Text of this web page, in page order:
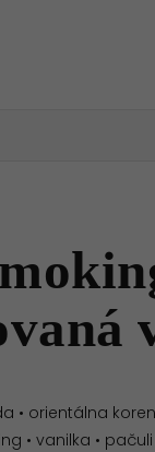
• orientálna
• vanilka •